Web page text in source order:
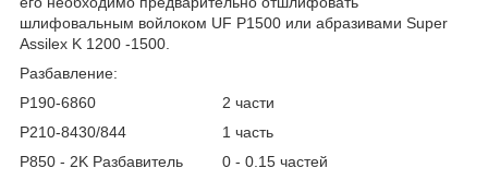
шлифовальным войлоком UF P1500 или абразивами Super
Assilex K 1200 -1500.
Разбавление:
P190-6860 2 части
P210-8430/844 1 часть
P850 - 2K Разбавитель 0 - 0.15 частей